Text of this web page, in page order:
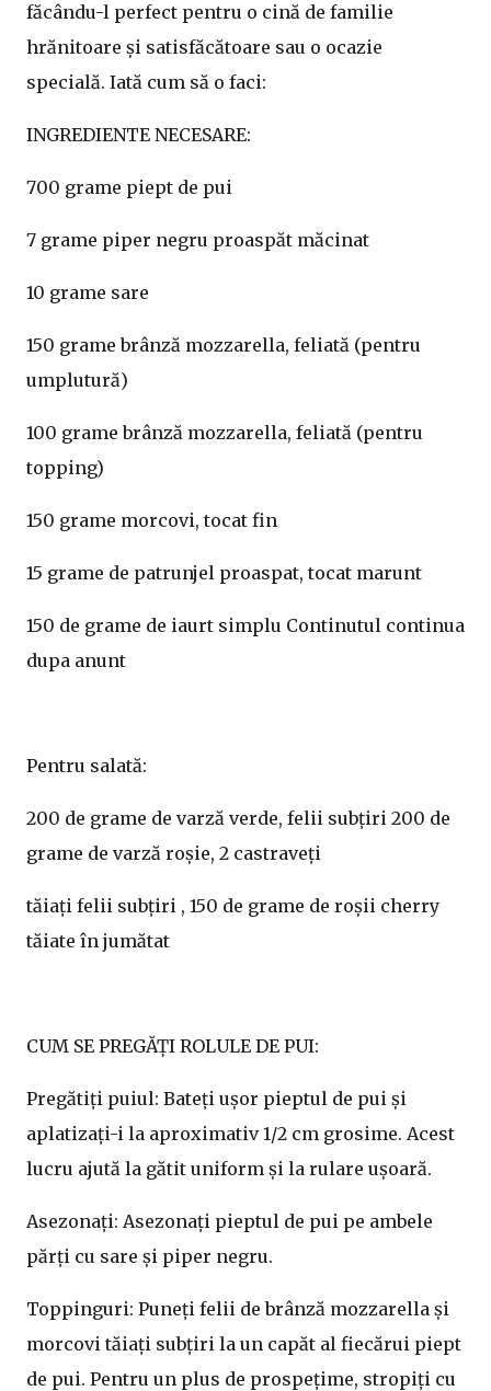
făcându-l perfect pentru o cină de familie
hrănitoare și satisfăcătoare sau o ocazie
specială. Iată cum să o faci:
INGREDIENTE NECESARE:
700 grame piept de pui
7 grame piper negru proaspăt măcinat
10 grame sare
150 grame brânză mozzarella, feliată (pentru
umplutură)
100 grame brânză mozzarella, feliată (pentru
topping)
150 grame morcovi, tocat fin
15 grame de patrunjel proaspat, tocat marunt
150 de grame de iaurt simplu Continutul continua
dupa anunt
Pentru salată:
200 de grame de varză verde, felii subțiri 200 de
grame de varză roșie, 2 castraveți
tăiați felii subțiri , 150 de grame de roșii cherry
tăiate în jumătat
CUM SE PREGĂȚI ROLULE DE PUI:
Pregătiți puiul: Bateți ușor pieptul de pui și
aplatizați-i la aproximativ 1/2 cm grosime. Acest
lucru ajută la gătit uniform și la rulare ușoară.
Asezonați: Asezonați pieptul de pui pe ambele
părți cu sare și piper negru.
Toppinguri: Puneți felii de brânză mozzarella și
morcovi tăiați subțiri la un capăt al fiecărui piept
de pui. Pentru un plus de prospețime, stropiți cu